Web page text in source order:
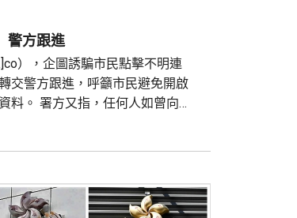
警方跟進
），企圖誘騙市民點擊不明連
交警方跟進，呼籲市民避免開啟
料。 署方又指，任何人如曾向網
2343 2255。